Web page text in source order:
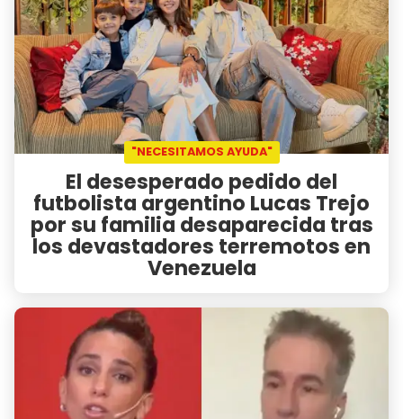
"NECESITAMOS AYUDA"
El desesperado pedido del
futbolista argentino Lucas Trejo
por su familia desaparecida tras
los devastadores terremotos en
Venezuela